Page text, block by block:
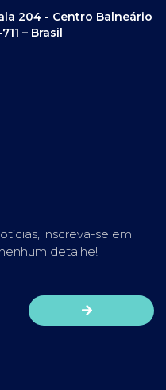
204 - Centro Balneário
– Brasil
inscreva-se em
detalhe!